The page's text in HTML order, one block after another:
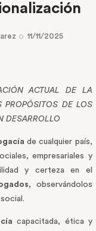
11/11/2025
ACTUAL DE LA
DE LOS
DESARROLLO
de cualquier país,
empresariales y
y certeza en el
, observándolos
capacitada, ética y